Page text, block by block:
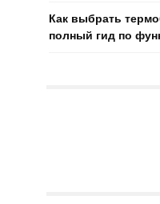
Как выбрать
полный гид по